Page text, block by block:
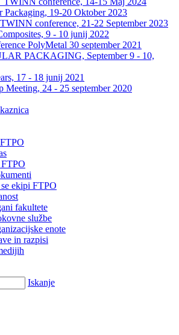
Packaging, 19-20 Oktober 2023
conference, 21-22 September 2023
9 - 10 junij 2022
PolyMetal 30 september 2021
PACKAGING, September 9 - 10,
17 - 18 junij 2021
Meeting, 24 - 25 september 2020
ekipi FTPO
fakultete
službe
enote
in razpisi
Iskanje